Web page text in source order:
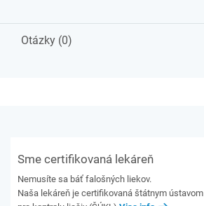
Otázky (0)
Sme certifikovaná lekáreň
Nemusíte sa báť falošných liekov.
Naša lekáreň je certifikovaná štátnym ústavom